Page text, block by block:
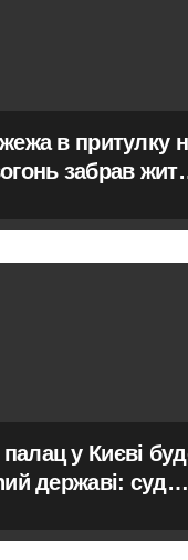
в притулку
забрав
у Києві
державі: суд